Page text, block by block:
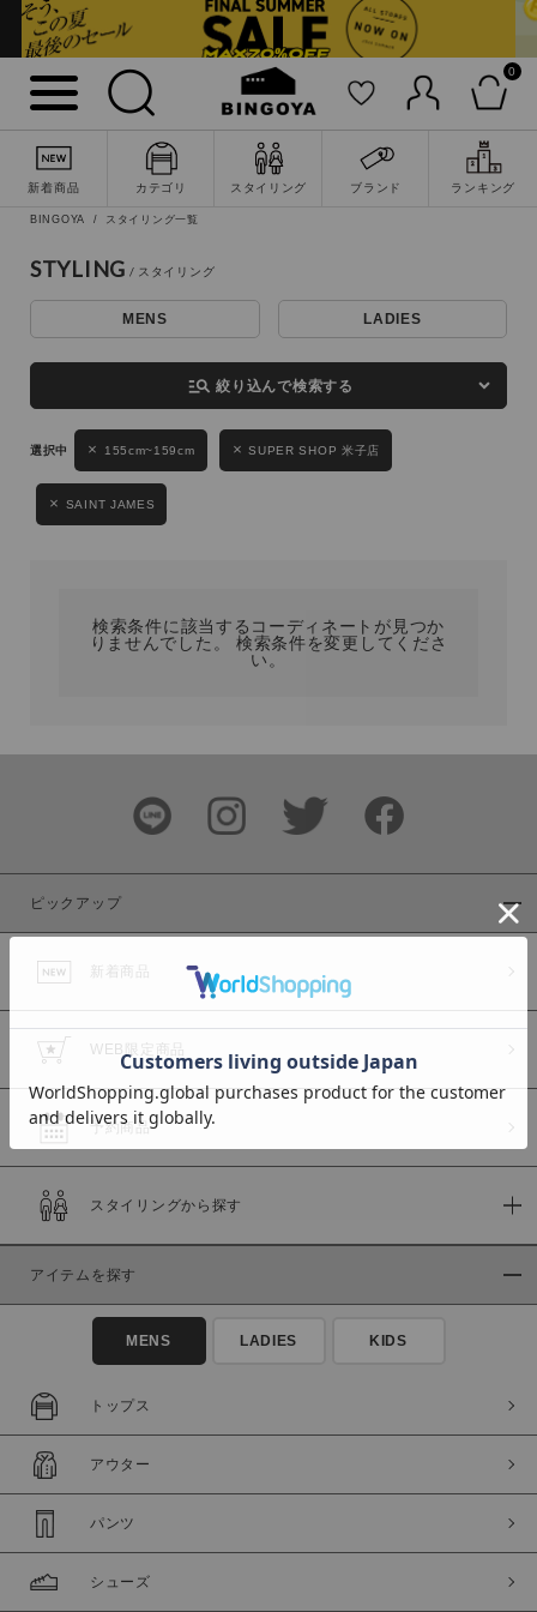
0
新着商品 カテゴリ スタイリング ブランド ランキング
詳細検索
キーワード
性別
MENS LADIES
ブランド
カラー
商品タイプ
通常商品
セール価格
在庫
在庫あり
BINGOYA スタイリング一覧
STYLING
MENS LADIES
manage_search 絞り込んで検索する
155cm~159cm SUPER SHOP 米子店
SAINT JAMES
検索条件に該当するコーディネートが見つか
りませんでした。 検索条件を変更してくださ
い。
ピックアップ
新着商品
WEB限定商品
予約商品
スタイリングから探す
アイテムを探す
MENS LADIES KIDS
トップス
アウター
パンツ
シューズ